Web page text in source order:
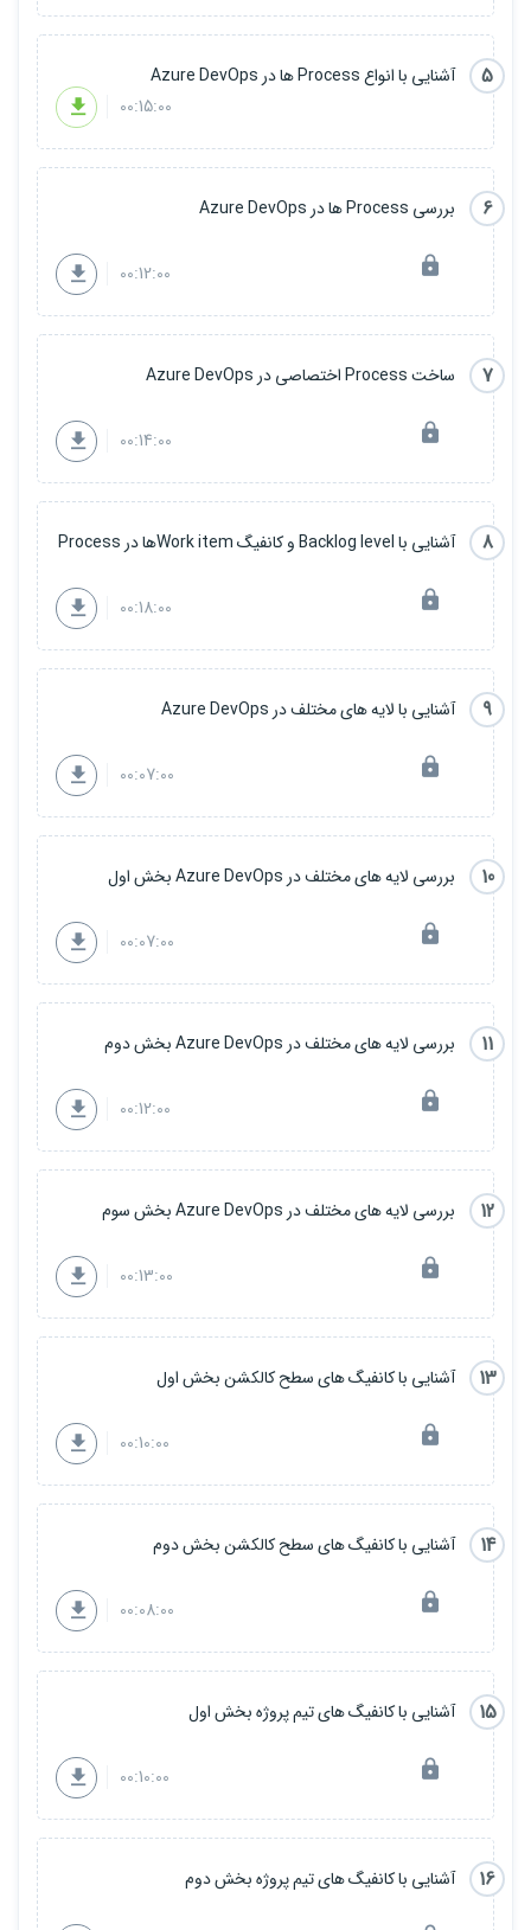
5
آشنایی با انواع Process ها در Azure DevOps
00:15:00
6 بررسی Process ها در Azure DevOps
00:12:00
7 ساخت Process اختصاصی در Azure DevOps
00:14:00
8 آشنایی با Backlog level و کانفیگ Work itemها در Process
00:18:00
9 آشنایی با لایه های مختلف در Azure DevOps
00:07:00
10 بررسی لایه های مختلف در Azure DevOps بخش اول
00:07:00
11 بررسی لایه های مختلف در Azure DevOps بخش دوم
00:12:00
12 بررسی لایه های مختلف در Azure DevOps بخش سوم
00:13:00
13 آشنایی با کانفیگ های سطح کالکشن بخش اول
00:10:00
14 آشنایی با کانفیگ های سطح کالکشن بخش دوم
00:08:00
15 آشنایی با کانفیگ های تیم پروژه بخش اول
00:10:00
16 آشنایی با کانفیگ های تیم پروژه بخش دوم